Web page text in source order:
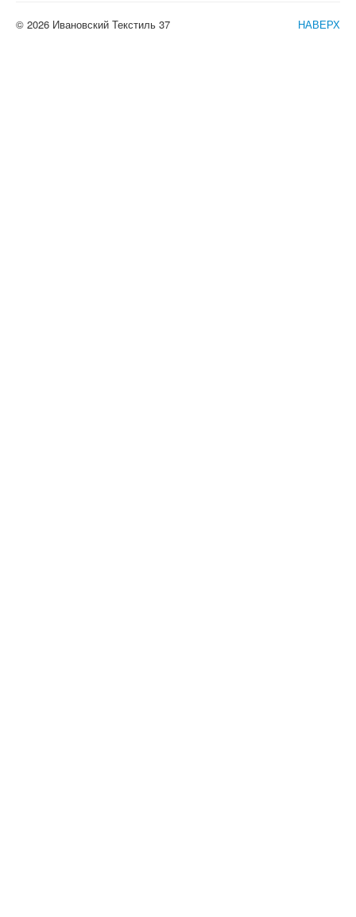
НАВЕРХ
© 2026 Ивановский Текстиль 37